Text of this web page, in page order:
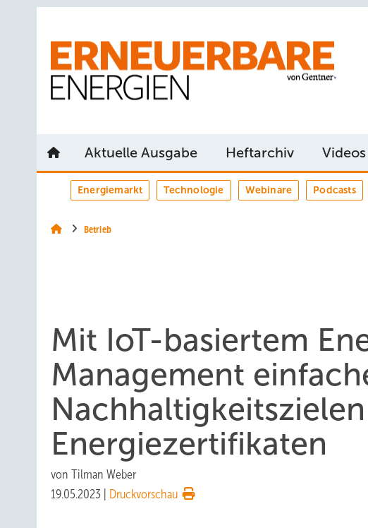
Aktuelle Ausgabe Heftarchiv Videos
Energiemarkt Technologie Webinare Podcasts
Betrieb
Mit IoT-basiertem
Management
Energiezertifikaten
von Tilman Weber
19.05.2023
Druckvorschau